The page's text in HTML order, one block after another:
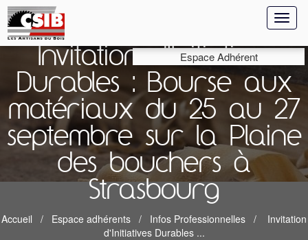
Espace Adhérent
Invitation d'Initiatives
Durables : Bourse aux
matériaux du 25 au 27
septembre sur la Plaine
des bouchers à
Strasbourg
Accueil Espace adhérents Infos Professionnelles
Invitation
d'Initiatives Durables ...